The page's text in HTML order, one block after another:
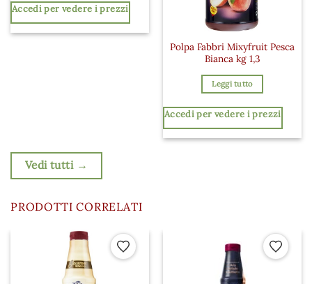
Accedi per vedere i prezzi
Polpa Fabbri Mixyfruit Pesca
Bianca kg 1,3
Leggi tutto
Accedi per vedere i prezzi
Vedi tutti →
PRODOTTI CORRELATI
Aggiungi ai preferiti